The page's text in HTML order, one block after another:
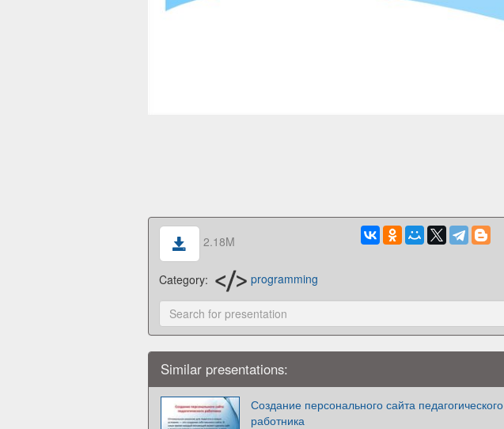
2.18M
Category: programming
Similar presentations:
Создание персонального сайта педагогического
работника